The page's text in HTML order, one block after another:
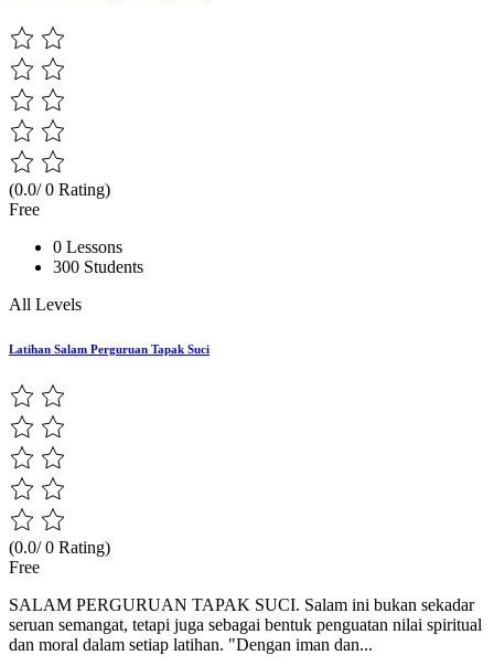
(0.0/ 0 Rating)
Free
0 Lessons
300 Students
All Levels
Latihan Salam Perguruan Tapak Suci
(0.0/ 0 Rating)
Free
SALAM PERGURUAN TAPAK SUCI. Salam ini bukan sekadar
seruan semangat, tetapi juga sebagai bentuk penguatan nilai spiritual
dan moral dalam setiap latihan. "Dengan iman dan...